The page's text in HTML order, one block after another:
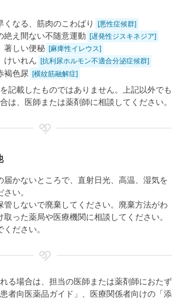
くなる、筋肉のこわばり
[悪性症候群]
絶え間ない不随意運動 [遅発性ジスキネジア]
著しい便秘 [麻痺性イレウス]
けいれん [抗利尿ホルモン不適合分泌症候群]
褐色尿 [横紋筋融解症]
記載したものではありません。上記以外でも
は、医師または薬剤師に相談してください。
届かないところで、直射日光、高温、湿気を
い。
管しないで廃棄してください。廃棄方法がわ
った薬局や医療機関に相談してください。
ださい。
る場合は、担当の医師または薬剤師におたず
者向医薬品ガイド」、医療関係者向けの「添